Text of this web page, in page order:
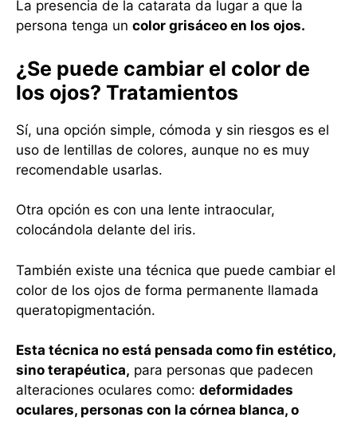
La presencia de la catarata da lugar a que la
persona tenga un color grisáceo en los ojos.
¿Se puede cambiar el color de
los ojos? Tratamientos
Sí, una opción simple, cómoda y sin riesgos es el
uso de lentillas de colores, aunque no es muy
recomendable usarlas.
Otra opción es con una lente intraocular,
colocándola delante del iris.
También existe una técnica que puede cambiar el
color de los ojos de forma permanente llamada
queratopigmentación.
Esta técnica no está pensada como fin estético,
sino terapéutica, para personas que padecen
alteraciones oculares como: deformidades
oculares, personas con la córnea blanca, o